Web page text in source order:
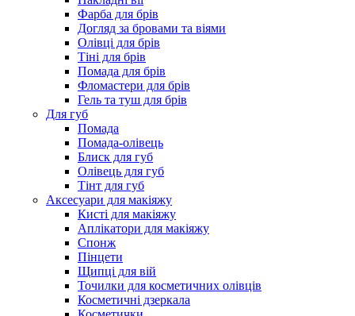
Фарба для брів
Догляд за бровами та віями
Олівці для брів
Тіні для брів
Помада для брів
Фломастери для брів
Гель та туш для брів
Для губ
Помада
Помада-олівець
Блиск для губ
Олівець для губ
Тінт для губ
Аксесуари для макіяжу
Кисті для макіяжу
Аплікатори для макіяжу
Спонж
Пінцети
Щипці для вій
Точилки для косметичних олівців
Косметичні дзеркала